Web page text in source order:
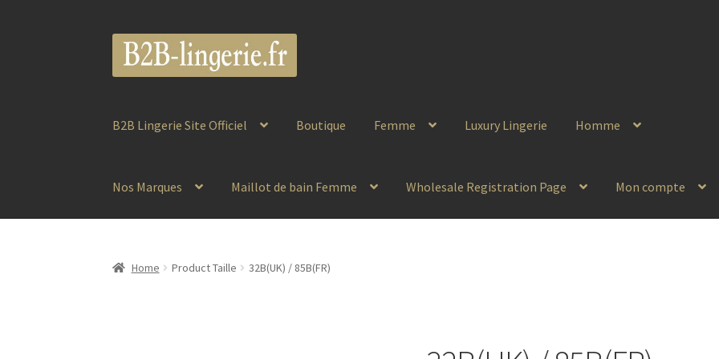
Aller
la
Aller
au
contenu
B2B Lingerie Site Officiel Boutique Femme Luxury Lingerie Homme
Nos Marques Maillot de bain Femme Wholesale Registration Page Mon compte
Home Product Taille 32B(UK) / 85B(FR)